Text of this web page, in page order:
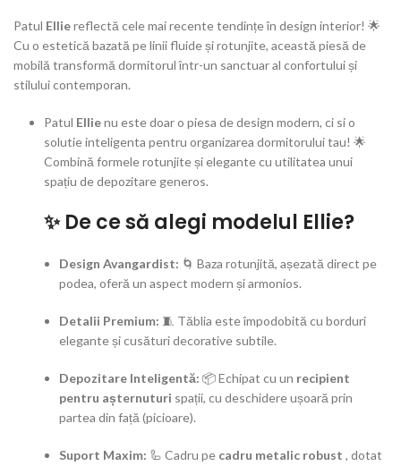
Patul Elliereflectă cele mai recente tendințe în design interior! 🌟
Cu o estetică bazată pe linii fluide și rotunjite, această piesă de
mobilă transformă dormitorul într-un sanctuar al confortului și
stilului contemporan.
Patul Ellienu este doar o piesa de design modern, ci si o
solutie inteligenta pentru organizarea dormitorului tau! 🌟
Combină formele rotunjite și elegante cu utilitatea unui
spațiu de depozitare generos.
✨ De ce să alegi modelul Ellie?
Design Avangardist: 🌀 Baza rotunjită, așezată direct pe
podea, oferă un aspect modern și armonios.
Detalii Premium: 🧵 Tăblia este împodobită cu borduri
elegante și cusături decorative subtile.
Depozitare Inteligentă: 📦 Echipat cu un recipient
pentru așternuturi spații, cu deschidere ușoară prin
partea din față (picioare).
Suport Maxim: 🦾 Cadru pe cadru metalic robust , dotat